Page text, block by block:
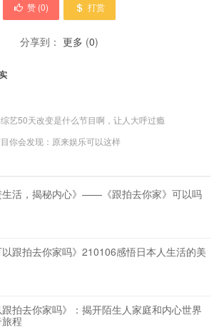
赞 (0) 打赏
分享到： 更多 (0)
艺50天改变是什么节目啊，让人大呼过瘾
你会发现：原来娱乐可以这样
生活，揭秘内心》——《跟拍去你家》可以吗
跟拍去你家吗》210106感悟日本人生活的美
跟拍去你家吗》：揭开陌生人家庭和内心世界
程